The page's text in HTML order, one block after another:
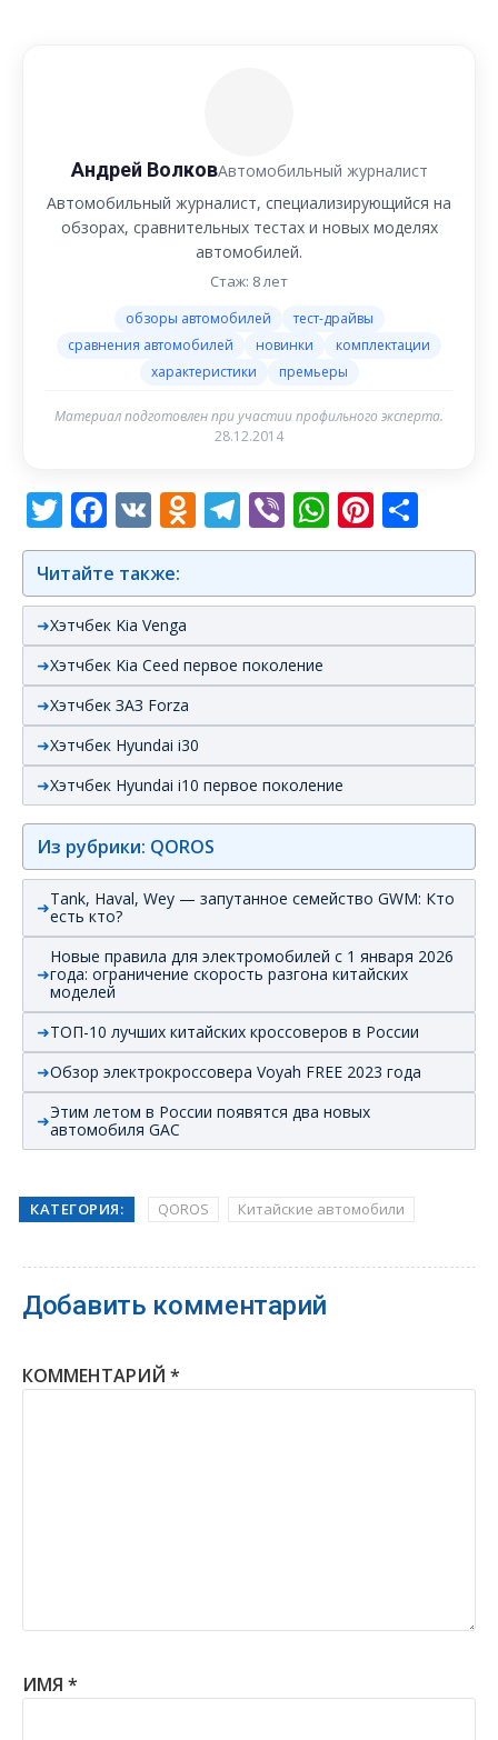
Андрей ВолковАвтомобильный журналист
Автомобильный журналист, специализирующийся на
обзорах, сравнительных тестах и новых моделях
автомобилей.
Стаж: 8 лет
обзоры автомобилей
тест-драйвы
сравнения автомобилей
новинки
комплектации
характеристики
премьеры
Материал подготовлен при участии профильного эксперта.
28.12.2014
Twitter
Facebook
VK Odnoklassniki
Telegram
Viber
Читайте также:
Хэтчбек Kia Venga
Хэтчбек Kia Ceed первое поколение
Хэтчбек ЗАЗ Forza
Хэтчбек Hyundai i30
Хэтчбек Hyundai i10 первое поколение
Из рубрики: QOROS
Tank, Haval, Wey — запутанное семейство GWM: Кто
есть кто?
Новые правила для электромобилей с 1 января 2026
года: ограничение скорость разгона китайских
моделей
ТОП-10 лучших китайских кроссоверов в России
Обзор электрокроссовера Voyah FREE 2023 года
Этим летом в России появятся два новых
автомобиля GAC
КАТЕГОРИЯ: QOROS Китайские автомобили
Добавить комментарий
КОММЕНТАРИЙ *
ИМЯ *